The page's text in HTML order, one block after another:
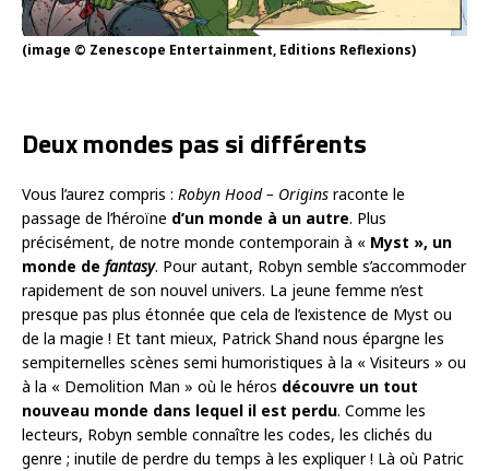
(image © Zenescope Entertainment, Editions Reflexions)
Deux mondes pas si différents
Vous l’aurez compris : Robyn Hood – Origins raconte le
passage de l’héroïne d’un monde à un autre. Plus
précisément, de notre monde contemporain à « Myst », un
monde de fantasy. Pour autant, Robyn semble s’accommoder
rapidement de son nouvel univers. La jeune femme n’est
presque pas plus étonnée que cela de l’existence de Myst ou
de la magie ! Et tant mieux, Patrick Shand nous épargne les
sempiternelles scènes semi humoristiques à la « Visiteurs » ou
à la « Demolition Man » où le héros découvre un tout
nouveau monde dans lequel il est perdu. Comme les
lecteurs, Robyn semble connaître les codes, les clichés du
genre ; inutile de perdre du temps à les expliquer ! Là où Patric